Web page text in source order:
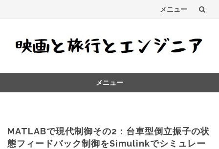
メニュー
ス
メニュー
MATLABで現代制御その2：台車型倒立振子の状
態フィードバック制御をSimulinkでシミュレー